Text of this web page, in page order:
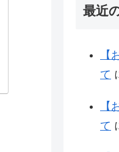
最近
【
て
【
て